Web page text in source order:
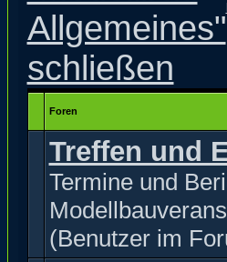
Foren
Treffen und
Termine und
(Benutzer im